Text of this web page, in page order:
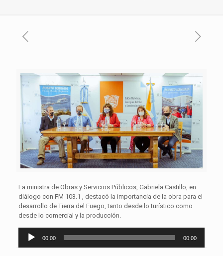
La ministra de Obras y Servicios Públicos, Gabriela Castillo, en
diálogo con FM 103.1 , destacó la importancia de la obra para el
desarrollo de Tierra del Fuego, tanto desde lo turístico como
desde lo comercial y la producción.
Reproductor
00:00 00:00